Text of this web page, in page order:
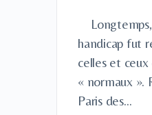
handicap fut
celles et
« normaux ».
Paris des…